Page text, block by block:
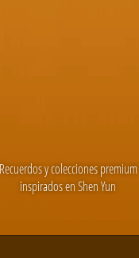
Recuerdos y colecciones premium
inspirados en Shen Yun